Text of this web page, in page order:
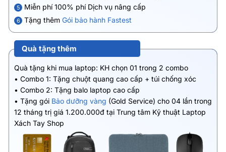
5 Miễn phí 100% phí Dịch vụ nâng cấp
6 Tặng thêm Gói bảo hành Fastest
Quà tặng thêm
Quà tặng khi mua laptop: KH chọn 01 trong 2 combo
• Combo 1: Tặng chuột quang cao cấp + túi chống xóc
• Combo 2: Tặng balo laptop cao cấp
• Tặng gói Bảo dưỡng vàng (Gold Service) cho 04 lần trong
12 tháng trị giá 1.200.000đ tại Trung tâm Kỹ thuật Laptop
Xách Tay Shop